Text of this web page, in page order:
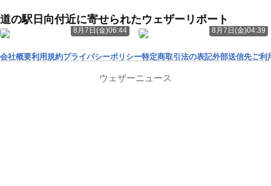
道の駅日向付近に寄せられたウェザーリポート
8月7日(金)06:44 8月7日(金)04:39
会社概要利用規約プライバシーポリシー特定商取引法の表記外部送信先ご利
ウェザーニュース